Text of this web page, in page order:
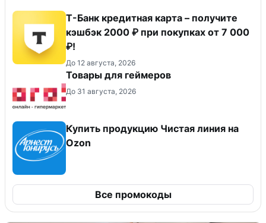
Т-Банк кредитная карта – получите
кэшбэк 2000 ₽ при покупках от 7 000
₽!
До 12 августа, 2026
Товары для геймеров
До 31 августа, 2026
Купить продукцию Чистая линия на
Ozon
Все промокоды